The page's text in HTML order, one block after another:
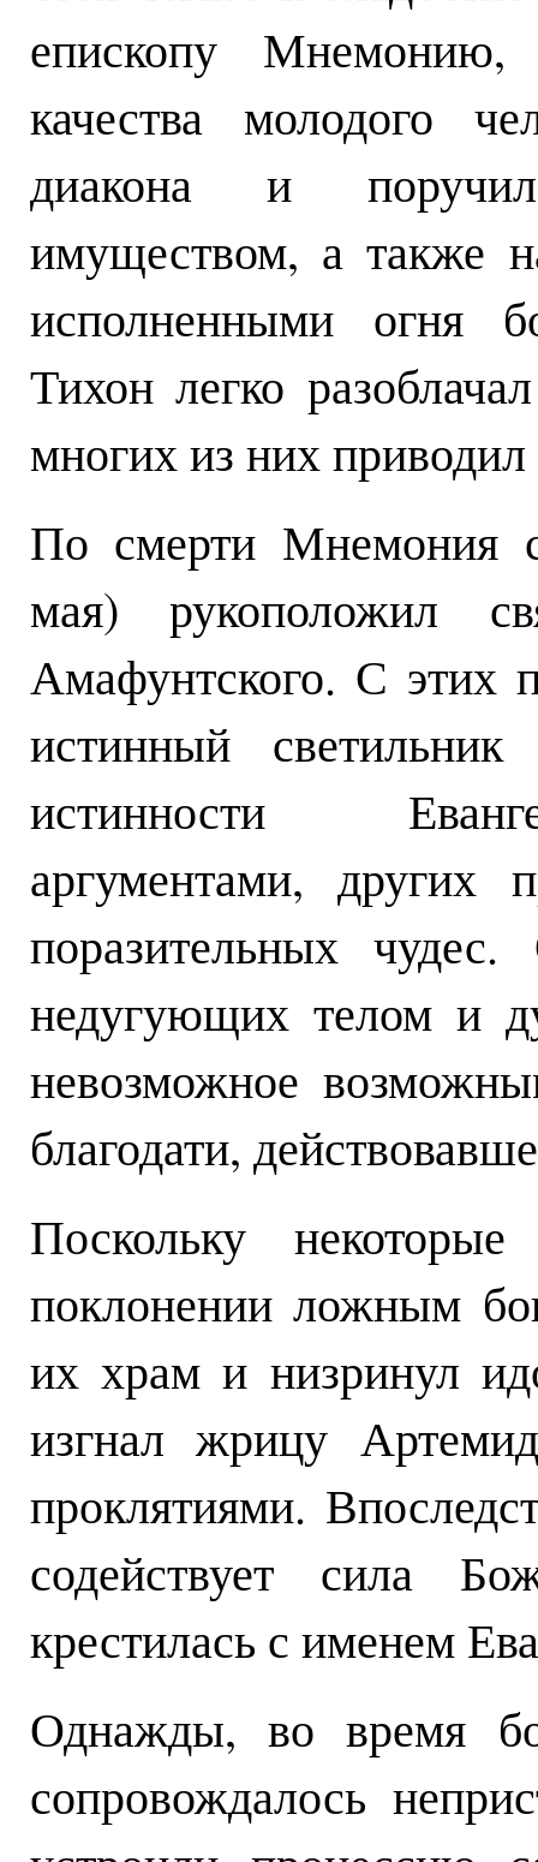
епископу
качества молодого
диакона и
имуществом, а также
исполненными огня
Тихон легко
многих из них приводил
По смерти Мнемония
мая) рукоположил
Амафунтского. С этих
истинный
истинности
аргументами,
поразительных
недугующих телом и
невозможное
благодати,
Поскольку
поклонении ложным
их храм и низринул
изгнал жрицу
проклятиями.
содействует сила
крестилась с именем
Однажды, во время
сопровождалось